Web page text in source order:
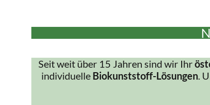
Seit weit über 15 Jahren sind wir Ihr
individuelle Biokunststoff-Lösungen.